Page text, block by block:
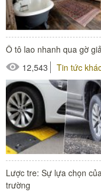
Ô tô lao nhanh qua gờ
12,543
Tin tức
Lược tre: Sự lựa chọn
trường